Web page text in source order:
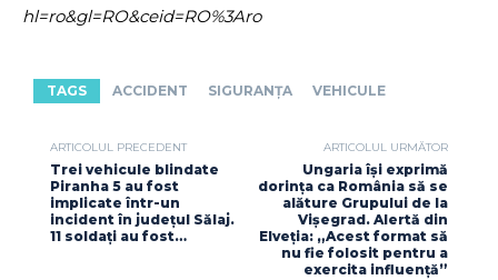
hl=ro&gl=RO&ceid=RO%3Aro
TAGS ACCIDENT SIGURANȚA VEHICULE
ARTICOLUL PRECEDENT
Trei vehicule blindate
Piranha 5 au fost
implicate într-un
incident în județul Sălaj.
11 soldați au fost…
ARTICOLUL URMĂTOR
Ungaria își exprimă
dorința ca România să se
alăture Grupului de la
Vișegrad. Alertă din
Elveția: „Acest format să
nu fie folosit pentru a
exercita influență”